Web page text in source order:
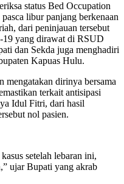
status Bed Occupation
libur panjang berkenaan
dari peninjauan tersebut
yang dirawat di RSUD
dan Sekda juga menghadiri
Kapuas Hulu.
mengatakan dirinya bersama
terkait antisipasi
Idul Fitri, dari hasil
nol pasien.
setelah lebaran ini,
ujar Bupati yang akrab